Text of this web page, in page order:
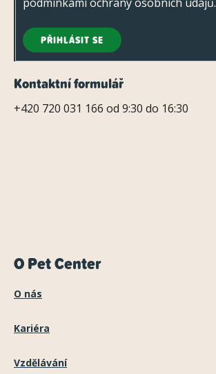
PŘIHLÁSIT SE
Kontaktní formulář
+420 720 031 166 od 9:30 do 16:30
O Pet Center
O nás
Kariéra
Vzdělávání